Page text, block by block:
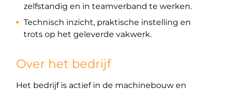
zelfstandig en in teamverband te werken.
Technisch inzicht, praktische instelling en
trots op het geleverde vakwerk.
Over het bedrijf
Het bedrijf is actief in de machinebouw en